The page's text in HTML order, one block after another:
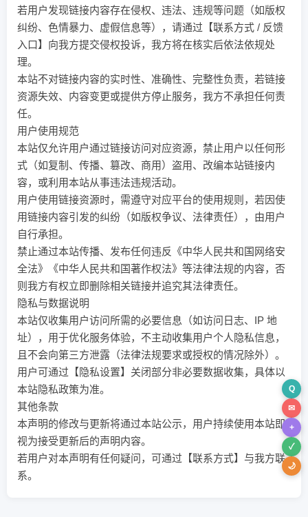
若用户发现链接内容存在侵权、违法、违规等问题（如版权
纠纷、色情暴力、虚假信息等），请通过【联系方式 / 反馈
入口】向我方提交侵权投诉，我方将在核实后依法依规处
理。
本站不对链接内容的实时性、准确性、完整性负责，若链接
资源失效、内容变更或提供方停止服务，我方不承担任何责
任。
用户使用规范
本站仅允许用户通过链接访问对应资源，禁止用户以任何形
式（如复制、传播、篡改、商用）盗用、改编本站链接内
容，或利用本站从事违法违规活动。
用户使用链接资源时，需遵守对应平台的使用规则，若因使
用链接内容引发的纠纷（如版权争议、法律责任），由用户
自行承担。
禁止通过本站传播、发布任何违反《中华人民共和国网络安
全法》《中华人民共和国著作权法》等法律法规的内容，否
则我方有权立即删除相关链接并追究其法律责任。
隐私与数据说明
本站仅收集用户访问所需的必要信息（如访问日志、IP 地
址），用于优化服务体验，不主动收集用户个人隐私信息，
且不会向第三方泄露（法律法规要求或授权的情况除外）。
用户可通过【隐私设置】关闭部分非必要数据收集，具体以
本站隐私政策为准。
其他条款
本声明的修改与更新将通过本站公示，用户持续使用本站即
视为接受更新后的声明内容。
若用户对本声明有任何疑问，可通过【联系方式】与我方联
系。
Q
✉
+
✓
🌙